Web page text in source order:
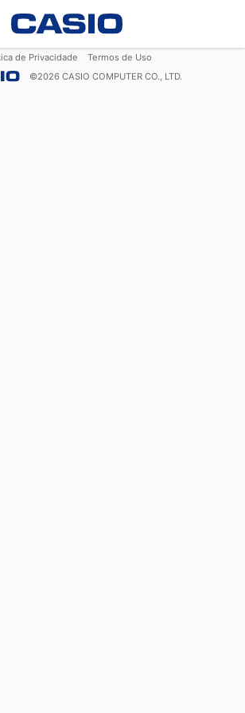
de Privacidade
Termos de Uso
©2026 CASIO COMPUTER CO., LTD.